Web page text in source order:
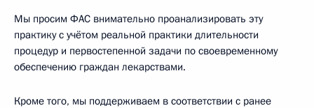
Мы просим ФАС внимательно проанализировать эту
практику с учётом реальной практики длительности
процедур и первостепенной задачи по своевременному
обеспечению граждан лекарствами.
Кроме того, мы поддерживаем в соответствии с ранее